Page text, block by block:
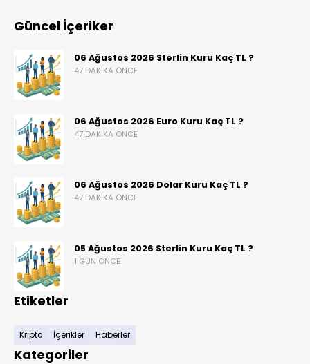
Güncel İçeriker
06 Ağustos 2026 Sterlin Kuru Kaç TL ?
47 DAKIKA ÖNCE
06 Ağustos 2026 Euro Kuru Kaç TL ?
47 DAKIKA ÖNCE
06 Ağustos 2026 Dolar Kuru Kaç TL ?
47 DAKIKA ÖNCE
05 Ağustos 2026 Sterlin Kuru Kaç TL ?
1 GÜN ÖNCE
Etiketler
Kripto İçerikler Haberler
Kategoriler